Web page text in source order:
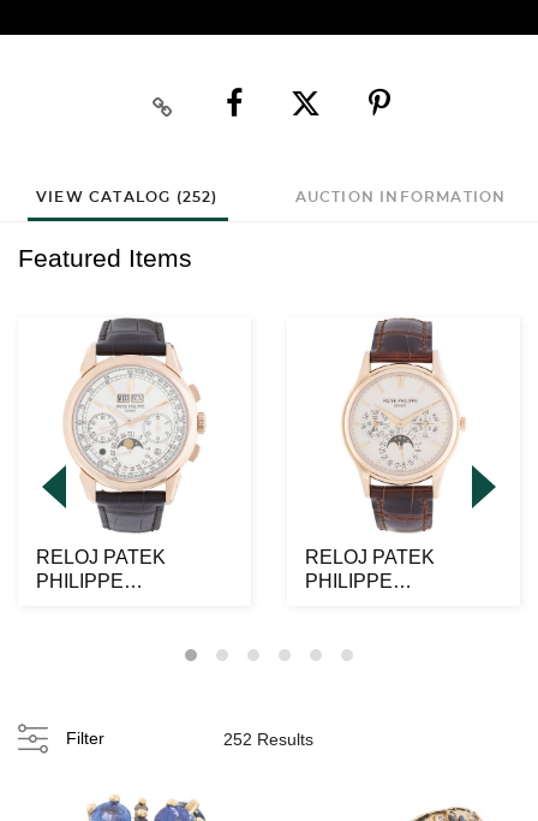
VIEW CATALOG (252) AUCTION INFORMATION
Featured Items
RELOJ PATEK
PHILIPPE
MOONPHASE EN
RELOJ PATEK
PHILIPPE
MOONPHASE EN
Filter 252 Results